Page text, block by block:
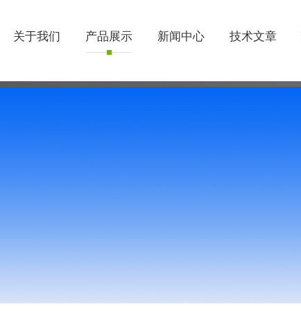
关于我们 产品展示 新闻中心 技术文章